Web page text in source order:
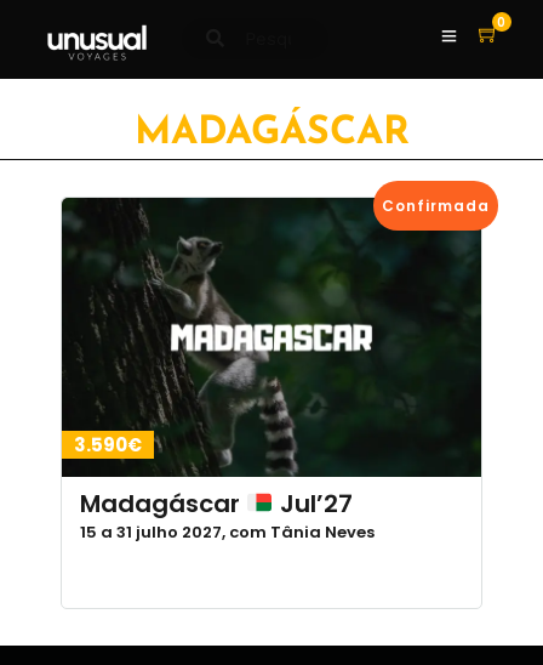
0
MADAGÁSCAR
Confirmada
3.590€
Madagáscar Jul’27
15 a 31 julho 2027, com Tânia Neves